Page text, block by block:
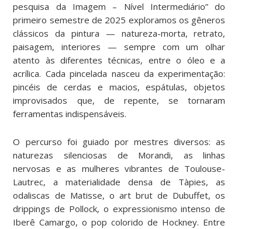
pesquisa da Imagem – Nível Intermediário” do
primeiro semestre de 2025 exploramos os gêneros
clássicos da pintura — natureza-morta, retrato,
paisagem, interiores — sempre com um olhar
atento às diferentes técnicas, entre o óleo e a
acrílica. Cada pincelada nasceu da experimentação:
pincéis de cerdas e macios, espátulas, objetos
improvisados que, de repente, se tornaram
ferramentas indispensáveis.
O percurso foi guiado por mestres diversos: as
naturezas silenciosas de Morandi, as linhas
nervosas e as mulheres vibrantes de Toulouse-
Lautrec, a materialidade densa de Tàpies, as
odaliscas de Matisse, o art brut de Dubuffet, os
drippings de Pollock, o expressionismo intenso de
Iberê Camargo, o pop colorido de Hockney. Entre